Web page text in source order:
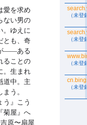
愛を求め
ない男の
。ゆえに
とも、奇
――ある
ることの
。生まれ
道中。主
う。
う』こう
菊屋』へ
原〜扇屋